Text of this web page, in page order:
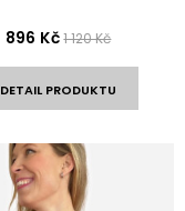
896 Kč 1 120 Kč
DETAIL PRODUKTU